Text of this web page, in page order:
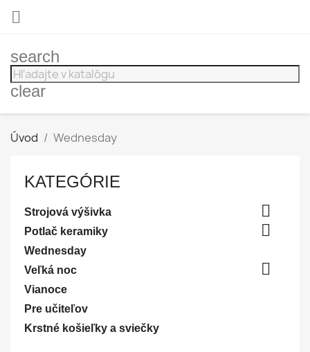

search
clear
Úvod Wednesday
KATEGÓRIE
Strojová výšivka 
Potlač keramiky 
Wednesday
Veľká noc

Vianoce
Pre učiteľov
Krstné košieľky a sviečky